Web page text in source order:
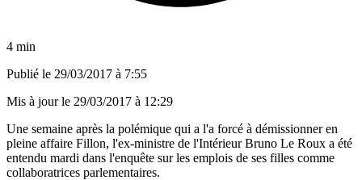
4 min
Publié le 29/03/2017 à 7:55
Mis à jour le 29/03/2017 à 12:29
Une semaine après la polémique qui a l'a forcé à démissionner en
pleine affaire Fillon, l'ex-ministre de l'Intérieur Bruno Le Roux a été
entendu mardi dans l'enquête sur les emplois de ses filles comme
collaboratrices parlementaires.